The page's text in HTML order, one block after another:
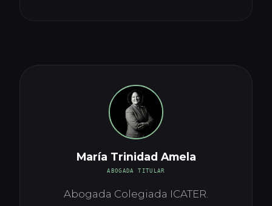
María Trinidad Amela
ABOGADA TITULAR
Abogada Colegiada ICATER.